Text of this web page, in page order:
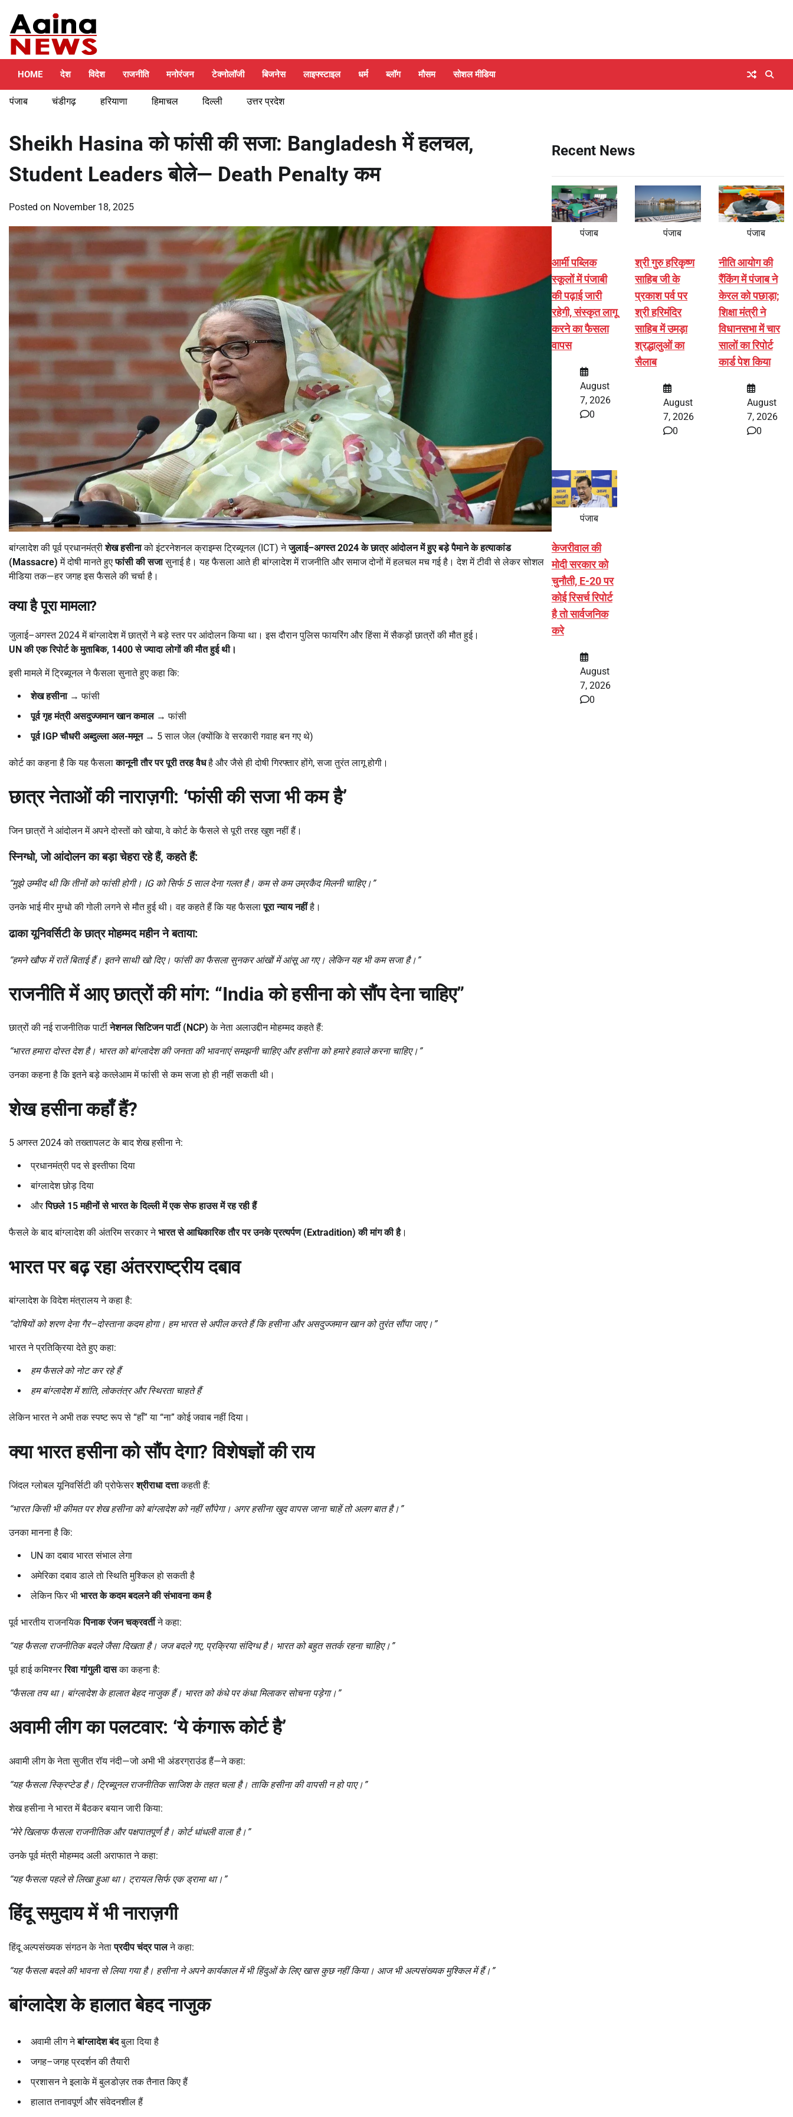
content
HOME देश विदेश राजनीति मनोरंजन टेक्नोलॉजी बिजनेस लाइफ्स्टाइल धर्म ब्लॉग मौसम सोशल मीडिया
पंजाब चंडीगढ़ हरियाणा हिमाचल दिल्ली उत्तर प्रदेश
Sheikh Hasina को फांसी की सजा: Bangladesh में हलचल,
Student Leaders बोले— Death Penalty कम
Posted on November 18, 2025
बांग्लादेश की पूर्व प्रधानमंत्रीशेख हसीनाको इंटरनेशनल क्राइम्स ट्रिब्यूनल (ICT) नेजुलाई–अगस्त2024के छात्र आंदोलन में हुए बड़े पैमाने के हत्याकांड
(Massacre) में दोषी मानते हुएफांसी की सजासुनाई है। यह फैसला आते ही बांग्लादेश में राजनीति और समाज दोनों में हलचल मच गई है। देश में टीवी से लेकर सोशल
मीडिया तक—हर जगह इस फैसले की चर्चा है।
क्या है पूरा मामला?
जुलाई–अगस्त 2024 में बांग्लादेश में छात्रों ने बड़े स्तर पर आंदोलन किया था। इस दौरान पुलिस फायरिंग और हिंसा में सैकड़ों छात्रों की मौत हुई।
UNकी एक रिपोर्ट के मुताबिक, 1400से ज्यादा लोगों की मौत हुई थी।
इसी मामले में ट्रिब्यूनल ने फैसला सुनाते हुए कहा कि:
शेख हसीना→ फांसी
पूर्व गृह मंत्री असदुज्जमान खान कमाल→ फांसी
पूर्व IGPचौधरी अब्दुल्ला अल-ममून→ 5 साल जेल (क्योंकि वे सरकारी गवाह बन गए थे)
कोर्ट का कहना है कि यह फैसलाकानूनी तौर पर पूरी तरह वैधहै और जैसे ही दोषी गिरफ्तार होंगे, सजा तुरंत लागू होगी।
छात्र नेताओं की नाराज़गी: ‘फांसी की सजा भी कम है’
जिन छात्रों ने आंदोलन में अपने दोस्तों को खोया, वे कोर्ट के फैसले से पूरी तरह खुश नहीं हैं।
स्निग्धो, जो आंदोलन का बड़ा चेहरा रहे हैं, कहते हैं:
“मुझे उम्मीद थी कि तीनों को फांसी होगी। IG को सिर्फ 5 साल देना गलत है। कम से कम उम्रकैद मिलनी चाहिए।”
उनके भाई मीर मुग्धो की गोली लगने से मौत हुई थी। वह कहते हैं कि यह फैसलापूरा न्याय नहींहै।
ढाका यूनिवर्सिटी के छात्रमोहम्मद महीनने बताया:
“हमने खौफ में रातें बिताई हैं। इतने साथी खो दिए। फांसी का फैसला सुनकर आंखों में आंसू आ गए। लेकिन यह भी कम सजा है।”
राजनीति में आए छात्रों की मांग: “Indiaको हसीना को सौंप देना चाहिए”
छात्रों की नई राजनीतिक पार्टीनेशनल सिटिजन पार्टी ( NCP) के नेता अलाउद्दीन मोहम्मद कहते हैं:
“भारत हमारा दोस्त देश है। भारत को बांग्लादेश की जनता की भावनाएं समझनी चाहिए और हसीना को हमारे हवाले करना चाहिए।”
उनका कहना है कि इतने बड़े कत्लेआम में फांसी से कम सजा हो ही नहीं सकती थी।
शेख हसीना कहाँ हैं?
5 अगस्त 2024 को तख्तापलट के बाद शेख हसीना ने:
प्रधानमंत्री पद से इस्तीफा दिया
बांग्लादेश छोड़ दिया
औरपिछले 15महीनों से भारत के दिल्ली में एक सेफ हाउस में रह रही हैं
फैसले के बाद बांग्लादेश की अंतरिम सरकार नेभारत से आधिकारिक तौर पर उनके प्रत्यर्पण ( Extradition)की मांग की है।
भारत पर बढ़ रहा अंतरराष्ट्रीय दबाव
बांग्लादेश के विदेश मंत्रालय ने कहा है:
“दोषियों को शरण देना गैर–दोस्ताना कदम होगा। हम भारत से अपील करते हैं कि हसीना और असदुज्जमान खान को तुरंत सौंपा जाए।”
भारत ने प्रतिक्रिया देते हुए कहा:
हम फैसले को नोट कर रहे हैं
हम बांग्लादेश में शांति, लोकतंत्र और स्थिरता चाहते हैं
लेकिन भारत ने अभी तक स्पष्ट रूप से “हाँ” या “ना” कोई जवाब नहीं दिया।
क्या भारत हसीना को सौंप देगा?विशेषज्ञों की राय
जिंदल ग्लोबल यूनिवर्सिटी की प्रोफेसरश्रीराधा दत्ताकहती हैं:
“भारत किसी भी कीमत पर शेख हसीना को बांग्लादेश को नहीं सौंपेगा। अगर हसीना खुद वापस जाना चाहें तो अलग बात है।”
उनका मानना है कि:
UN का दबाव भारत संभाल लेगा
अमेरिका दबाव डाले तो स्थिति मुश्किल हो सकती है
लेकिन फिर भी भारत के कदम बदलने की संभावना कम है
पूर्व भारतीय राजनयिकपिनाक रंजन चक्रवर्तीने कहा:
“यह फैसला राजनीतिक बदले जैसा दिखता है। जज बदले गए, प्रक्रिया संदिग्ध है। भारत को बहुत सतर्क रहना चाहिए।”
पूर्व हाई कमिश्नररिवा गांगुली दासका कहना है:
“फैसला तय था। बांग्लादेश के हालात बेहद नाजुक हैं। भारत को कंधे पर कंधा मिलाकर सोचना पड़ेगा।”
अवामी लीग का पलटवार: ‘ये कंगारू कोर्ट है’
अवामी लीग के नेता सुजीत रॉय नंदी—जो अभी भी अंडरग्राउंड हैं—ने कहा:
“यह फैसला स्क्रिप्टेड है। ट्रिब्यूनल राजनीतिक साजिश के तहत चला है। ताकि हसीना की वापसी न हो पाए।”
शेख हसीना ने भारत में बैठकर बयान जारी किया:
“मेरे खिलाफ फैसला राजनीतिक और पक्षपातपूर्ण है। कोर्ट धांधली वाला है।”
उनके पूर्व मंत्री मोहम्मद अली अराफात ने कहा:
“यह फैसला पहले से लिखा हुआ था। ट्रायल सिर्फ एक ड्रामा था।”
हिंदू समुदाय में भी नाराज़गी
हिंदू अल्पसंख्यक संगठन के नेताप्रदीप चंद्र पालने कहा:
“यह फैसला बदले की भावना से लिया गया है। हसीना ने अपने कार्यकाल में भी हिंदुओं के लिए खास कुछ नहीं किया। आज भी अल्पसंख्यक मुश्किल में हैं।”
बांग्लादेश के हालात बेहद नाजुक
अवामी लीग नेबांग्लादेश बंदबुला दिया है
जगह–जगह प्रदर्शन की तैयारी
प्रशासन ने इलाके में बुलडोज़र तक तैनात किए हैं
हालात तनावपूर्ण और संवेदनशील हैं
Recent News
पंजाब
आर्मी पब्लिक
स्कूलों में पंजाबी
की पढ़ाई जारी
रहेगी, संस्कृत लागू
करने का फैसला
वापस
August
7, 2026
0
पंजाब
श्री गुरु हरिकृष्ण
साहिब जी के
प्रकाश पर्व पर
श्री हरिमंदिर
साहिब में उमड़ा
श्रद्धालुओं का
सैलाब
August
7, 2026
0
पंजाब
नीति आयोग की
रैंकिंग में पंजाब ने
केरल को पछाड़ा;
शिक्षा मंत्री ने
विधानसभा में चार
सालों का रिपोर्ट
कार्ड पेश किया
August
7, 2026
0
पंजाब
केजरीवाल की
मोदी सरकार को
चुनौती, E-20 पर
कोई रिसर्च रिपोर्ट
है तो सार्वजनिक
करे
August
7, 2026
0